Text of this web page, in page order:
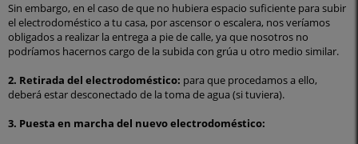
Sin embargo, en el caso de que no hubiera espacio suficiente para subir
el electrodoméstico a tu casa, por ascensor o escalera, nos veríamos
obligados a realizar la entrega a pie de calle, ya que nosotros no
podríamos hacernos cargo de la subida con grúa u otro medio similar.
2. Retirada del electrodoméstico: para que procedamos a ello,
deberá estar desconectado de la toma de agua (si tuviera).
3. Puesta en marcha del nuevo electrodoméstico: